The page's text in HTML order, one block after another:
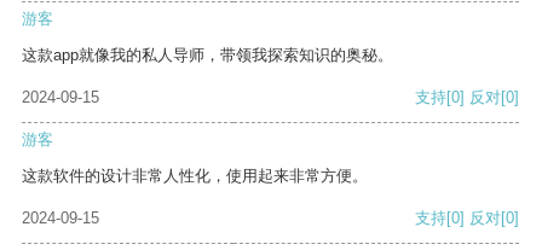
游客
这款app就像我的私人导师，带领我探索知识的奥秘。
2024-09-15 支持[0] 反对[0]
游客
这款软件的设计非常人性化，使用起来非常方便。
2024-09-15 支持[0] 反对[0]